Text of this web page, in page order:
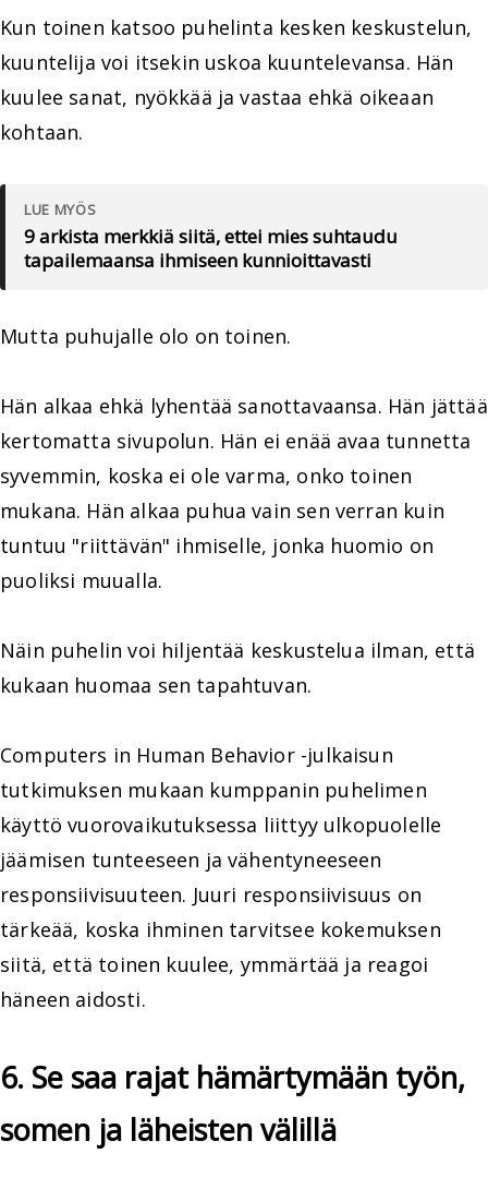
Kun toinen katsoo puhelinta kesken keskustelun,
kuuntelija voi itsekin uskoa kuuntelevansa. Hän
kuulee sanat, nyökkää ja vastaa ehkä oikeaan
kohtaan.
LUE MYÖS
9 arkista merkkiä siitä, ettei mies suhtaudu
tapailemaansa ihmiseen kunnioittavasti
Mutta puhujalle olo on toinen.
Hän alkaa ehkä lyhentää sanottavaansa. Hän jättää
kertomatta sivupolun. Hän ei enää avaa tunnetta
syvemmin, koska ei ole varma, onko toinen
mukana. Hän alkaa puhua vain sen verran kuin
tuntuu "riittävän" ihmiselle, jonka huomio on
puoliksi muualla.
Näin puhelin voi hiljentää keskustelua ilman, että
kukaan huomaa sen tapahtuvan.
Computers in Human Behavior -julkaisun
tutkimuksen mukaan kumppanin puhelimen
käyttö vuorovaikutuksessa liittyy ulkopuolelle
jäämisen tunteeseen ja vähentyneeseen
responsiivisuuteen. Juuri responsiivisuus on
tärkeää, koska ihminen tarvitsee kokemuksen
siitä, että toinen kuulee, ymmärtää ja reagoi
häneen aidosti.
6. Se saa rajat hämärtymään työn,
somen ja läheisten välillä